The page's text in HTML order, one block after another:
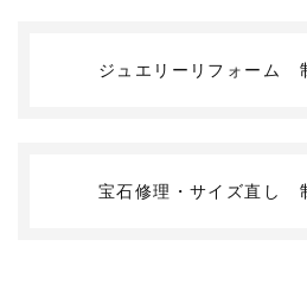
ジュエリーリフォーム
宝石修理・サイズ直し